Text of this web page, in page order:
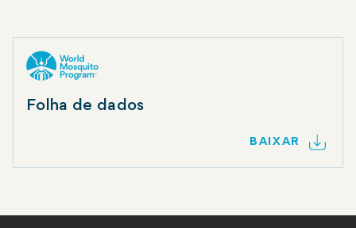
Folha de dados
BAIXAR